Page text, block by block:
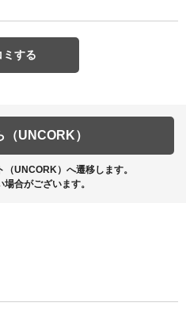
ミする
UNCORK）
UNCORK）へ遷移します。
合がございます。